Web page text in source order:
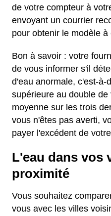
de votre compteur à
envoyant un courrier
pour obtenir le modèle à
Bon à savoir : votre
de vous informer s'il
d'eau anormale, c'est-à-
supérieure au double
moyenne sur les trois
vous n'êtes pas averti,
payer l'excédent de
L'eau dans vos
proximité
Vous souhaitez
vous avec les villes